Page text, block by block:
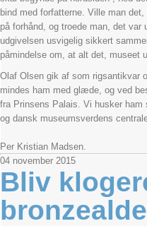
bind med forfatterne. Ville man
på forhånd, og troede man, det
udgivelsen usvigelig sikkert
påmindelse om, at alt det, museet
Olaf Olsen gik af som rigsantikvar
mindes ham med glæde, og ved
fra Prinsens Palais. Vi husker
og dansk museumsverdens
Per Kristian Madsen.
04 november 2015
Bliv